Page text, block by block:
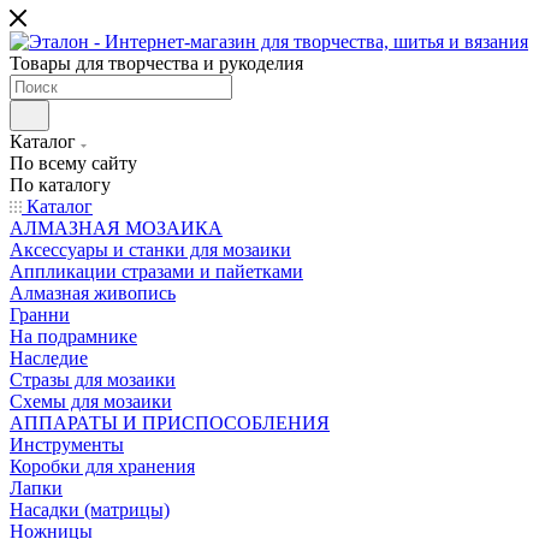
Товары для творчества и рукоделия
Каталог
По всему сайту
По каталогу
Каталог
АЛМАЗНАЯ МОЗАИКА
Аксессуары и станки для мозаики
Аппликации стразами и пайетками
Алмазная живопись
Гранни
На подрамнике
Наследие
Стразы для мозаики
Схемы для мозаики
АППАРАТЫ И ПРИСПОСОБЛЕНИЯ
Инструменты
Коробки для хранения
Лапки
Насадки (матрицы)
Ножницы